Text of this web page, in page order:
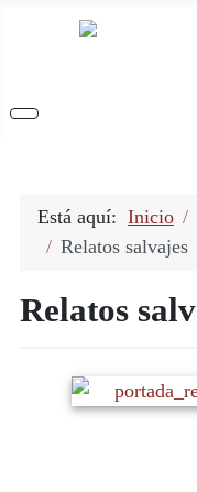
Está aquí: Inicio
Relatos salvajes
Relatos